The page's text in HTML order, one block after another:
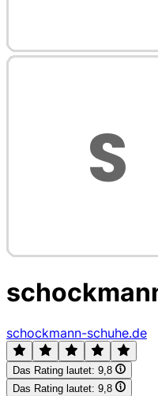
schockmann-schuhe.de
Das Rating lautet: 9,8
Das Rating lautet: 9,8